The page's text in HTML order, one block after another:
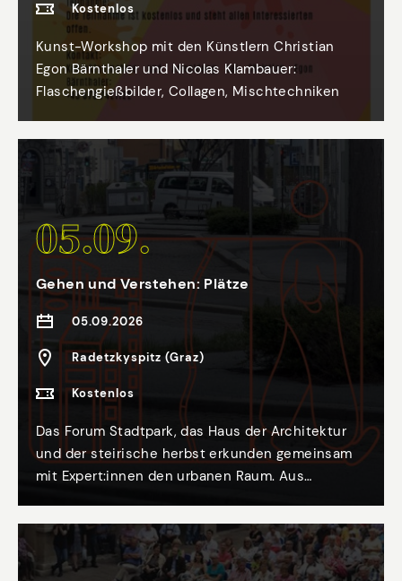
Kostenlos
Kunst-Workshop mit den Künstlern Christian
Egon Bärnthaler und Nicolas Klambauer:
Flaschengießbilder, Collagen, Mischtechniken
05.09.
Gehen und Verstehen: Plätze
05.09.2026
Radetzkyspitz (Graz)
Kostenlos
Das Forum Stadtpark, das Haus der Architektur
und der steirische herbst erkunden gemeinsam
mit Expert:innen den urbanen Raum. Aus
gesellschaftspolitischer Perspektive öffnet der
Spaziergang neue Blicke auf die Stadt und ihre
Strukturen.